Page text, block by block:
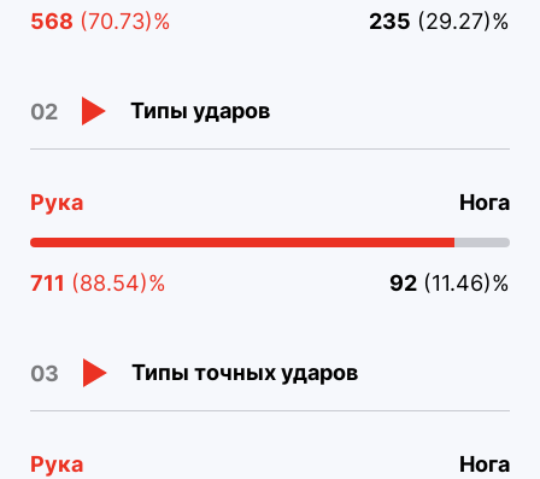
568 (70.73)% 235 (29.27)%
02 Типы ударов
Рука Нога
711 (88.54)% 92 (11.46)%
03 Типы точных ударов
Рука Нога